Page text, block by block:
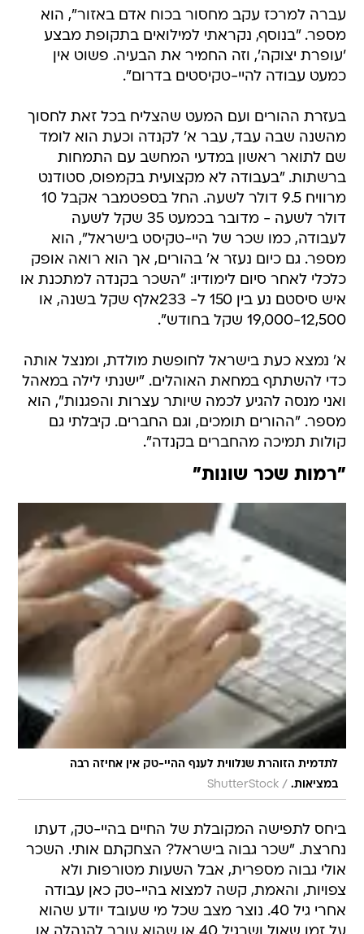
עברה למרכז עקב מחסור בכוח אדם באזור", הוא
מספר. "בנוסף, נקראתי למילואים בתקופת מבצע
'עופרת יצוקה', וזה החמיר את הבעיה. פשוט אין
כמעט עבודה להיי-טקיסטים בדרום".
בעזרת ההורים ועם המעט שהצליח בכל זאת לחסוך
מהשנה שבה עבד, עבר א' לקנדה וכעת הוא לומד
שם לתואר ראשון במדעי המחשב עם התמחות
ברשתות. "בעבודה לא מקצועית בקמפוס, סטודנט
מרוויח 9.5 דולר לשעה. החל בספטמבר אקבל 10
דולר לשעה - מדובר בכמעט 35 שקל לשעה
לעבודה, כמו שכר של היי-טקיסט בישראל", הוא
מספר. גם כיום נעזר א' בהורים, אך הוא רואה אופק
כלכלי לאחר סיום לימודיו: "השכר בקנדה למתכנת או
איש סיסטם נע בין 150 ל- 233אלף שקל בשנה, או
19,000-12,500 שקל בחודש".
א' נמצא כעת בישראל לחופשת מולדת, ומנצל אותה
כדי להשתתף במחאת האוהלים. "ישנתי לילה במאהל
ואני מנסה להגיע לכמה שיותר עצרות והפגנות", הוא
מספר. "ההורים תומכים, וגם החברים. קיבלתי גם
קולות תמיכה מהחברים בקנדה".
"רמות שכר שונות"
לתדמית הזוהרת שנלווית לענף ההיי-טק אין אחיזה רבה
במציאות. /
ShutterStock
ביחס לתפישה המקובלת של החיים בהיי-טק, דעתו
נחרצת. "שכר גבוה בישראל? הצחקתם אותי. השכר
אולי גבוה מספרית, אבל השעות מטורפות ולא
צפויות, והאמת, קשה למצוא בהיי-טק כאן עבודה
אחרי גיל 40. נוצר מצב שכל מי שעובד יודע שהוא